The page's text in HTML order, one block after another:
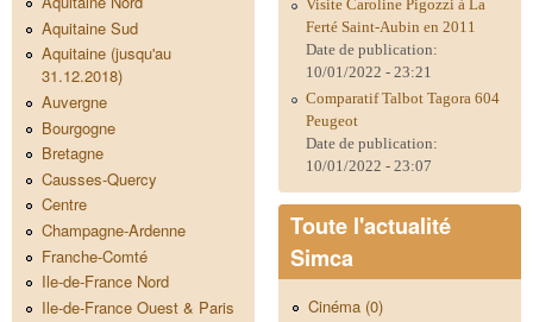
Aquitaine Sud
Aquitaine (jusqu'au
31.12.2018)
Auvergne
Bourgogne
Bretagne
Causses-Quercy
Centre
Champagne-Ardenne
Franche-Comté
Ile-de-France Nord
Ile-de-France Ouest & Paris
Visite Caroline Pigozzi à La
Ferté Saint-Aubin en 2011
Date de publication:
10/01/2022 - 23:21
Comparatif Talbot Tagora 604
Peugeot
Date de publication:
10/01/2022 - 23:07
Toute l'actualité
Simca
Cinéma (0)